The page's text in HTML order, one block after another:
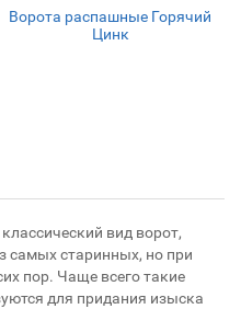
Ворота распашные Горячий
Цинк
вид ворот,
самых старинных, но при
пор. Чаще всего такие
для придания изыска